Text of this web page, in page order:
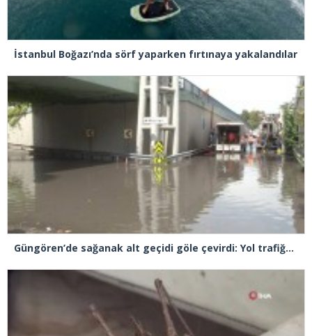
İstanbul Boğazı’nda sörf yaparken fırtınaya yakalandılar
Güngören’de sağanak alt geçidi göle çevirdi: Yol trafiğe kapatıldı